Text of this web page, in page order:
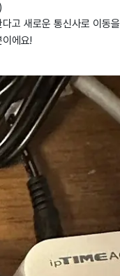
고 새로운 통신사로 이동을
에요!